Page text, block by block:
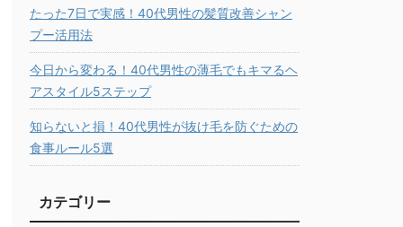
たった7日で実感！40代男性の髪質改善シャン
プー活用法
今日から変わる！40代男性の薄毛でもキマるヘ
アスタイル5ステップ
知らないと損！40代男性が抜け毛を防ぐための
食事ルール5選
カテゴリー